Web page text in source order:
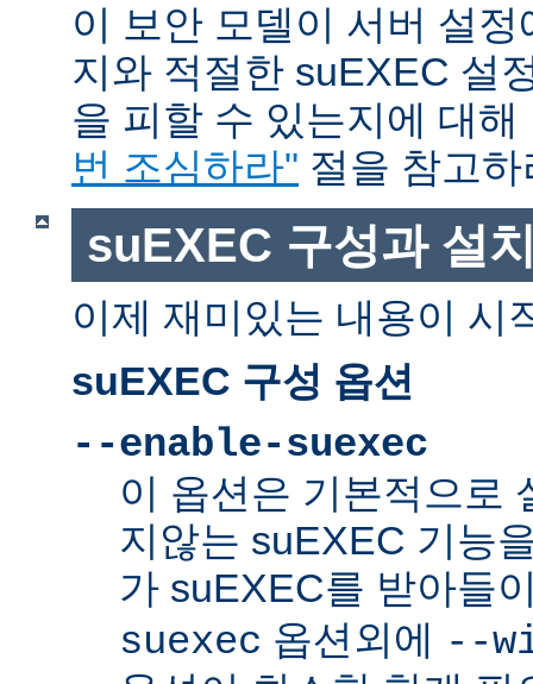
이 보안 모델이 서버 설
지와 적절한 suEXEC 설
을 피할 수 있는지에 대
번 조심하라" 절을 참고하
suEXEC 구성과 설
이제 재미있는 내용이 시
suEXEC 구성 옵션
--enable-suexec
이 옵션은 기본적으로
지않는 suEXEC 기능
가 suEXEC를 받아들
suexec 옵션외에
--